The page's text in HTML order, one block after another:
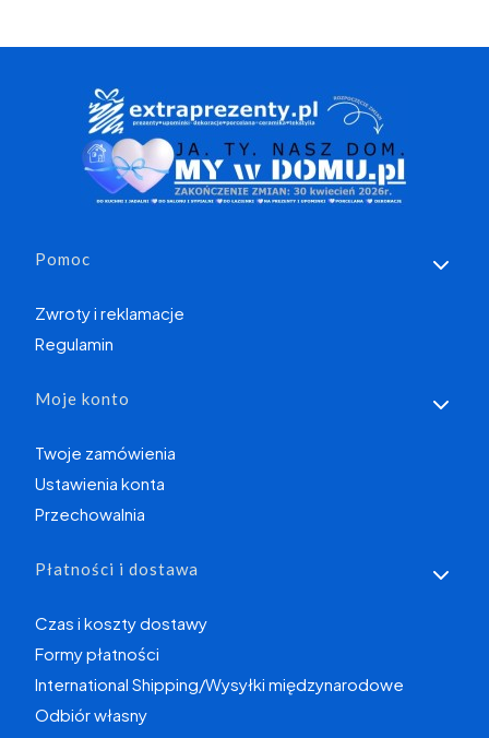
Linki w stopce
Pomoc
Zwroty i reklamacje
Regulamin
Moje konto
Twoje zamówienia
Ustawienia konta
Przechowalnia
Płatności i dostawa
Czas i koszty dostawy
Formy płatności
International Shipping/Wysyłki międzynarodowe
Odbiór własny